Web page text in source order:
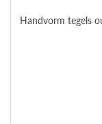
Handvorm tegels